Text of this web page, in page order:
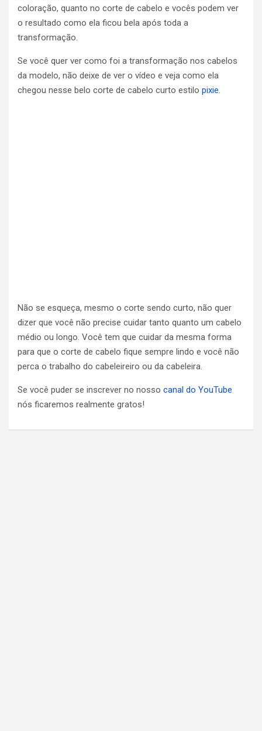
coloração, quanto no corte de cabelo e vocês podem ver
o resultado como ela ficou bela após toda a
transformação.
Se você quer ver como foi a transformação nos cabelos
da modelo, não deixe de ver o vídeo e veja como ela
chegou nesse belo corte de cabelo curto estilo pixie.
Não se esqueça, mesmo o corte sendo curto, não quer
dizer que você não precise cuidar tanto quanto um cabelo
médio ou longo. Você tem que cuidar da mesma forma
para que o corte de cabelo fique sempre lindo e você não
perca o trabalho do cabeleireiro ou da cabeleira.
Se você puder se inscrever no nosso canal do YouTube
nós ficaremos realmente gratos!